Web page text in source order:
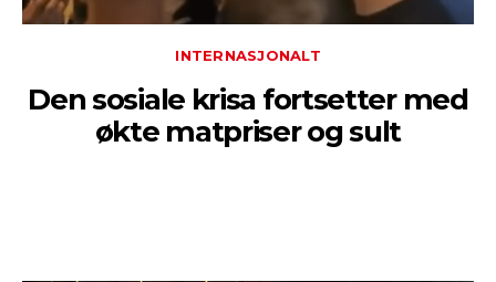
INTERNASJONALT
Den sosiale krisa fortsetter med
økte matpriser og sult